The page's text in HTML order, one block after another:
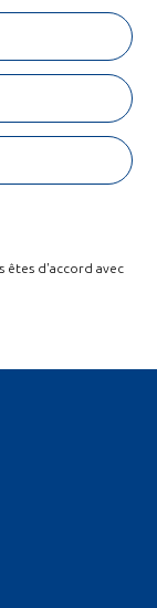
êtes d'accord avec